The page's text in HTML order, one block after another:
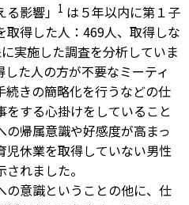
影響」 1 は５年以内に第１子
得した人：469人、取得しな
実施した調査を分析していま
た人の方が不要なミーティ
続きの簡略化を行うなどの仕
する心掛けをしていること
帰属意識や好感度が高まっ
児休業を取得していない男性
れました。
意識ということの他に、仕